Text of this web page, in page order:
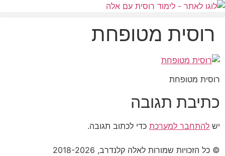
רוסית מטופחת
רוסית מטופחת
כתיבת תגובה
יש להתחבר למערכת כדי לכתוב תגובה.
© כל הזכויות שמורות לאלה קלנדרב, 2018-2026